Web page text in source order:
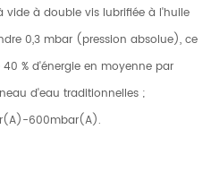
vide à double vis lubrifiée à l'huile
0,3 mbar (pression absolue), ce
% d'énergie en moyenne par
d'eau traditionnelles ;
600mbar(A).